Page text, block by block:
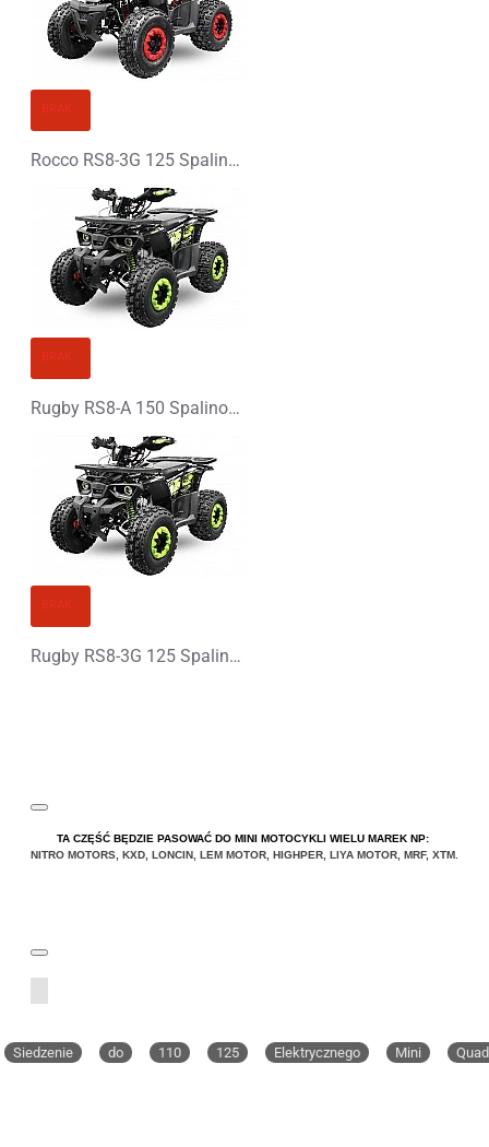
Rocco RS8-3G 125 Spalinowy Midi Quad - PLATIN LINE
Rugby RS8-A 150 Spalinowy Midi Quad - PLATIN LINE
Rugby RS8-3G 125 Spalinowy Midi Quad - PLATIN LINE
TA CZĘŚĆ BĘDZIE PASOWAĆ DO MINI MOTOCYKLI WIELU MAREK NP:
NITRO MOTORS KXD LONCIN LEM MOTOR HIGHPER LIYA MOTOR MRF, XTM
Siedzenie do 110 125 Elektrycznego Mini